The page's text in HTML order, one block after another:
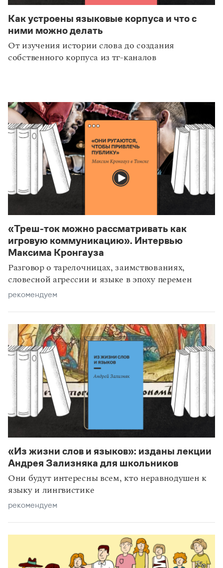
Как устроены языковые корпуса и что с
ними можно делать
От изучения истории слова до создания
собственного корпуса из тг-каналов
рекомендуем
«Треш-ток можно рассматривать как
игровую коммуникацию». Интервью
Максима Кронгауза
Разговор о тарелочницах, заимствованиях,
словесной агрессии и языке в эпоху перемен
рекомендуем
«Из жизни слов и языков»: изданы лекции
Андрея Зализняка для школьников
Они будут интересны всем, кто неравнодушен к
языку и лингвистике
рекомендуем